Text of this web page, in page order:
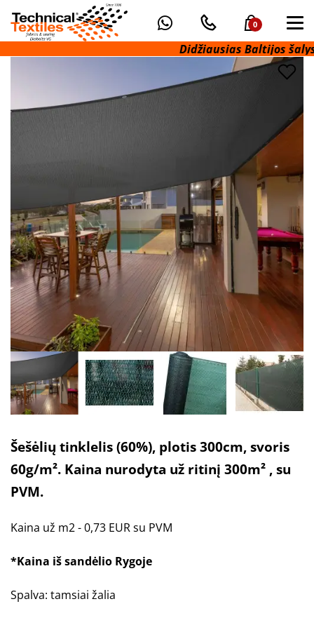
0
Didžiausias Baltijos
Šešėlių tinklelis (60%), plotis 300cm, svoris
60g/m². Kaina nurodyta už ritinį 300m² , su
PVM.
Kaina už m2 -0,73 EUR su PVM
*Kaina iš sandėlio Rygoje
Spalva: tamsiai žalia